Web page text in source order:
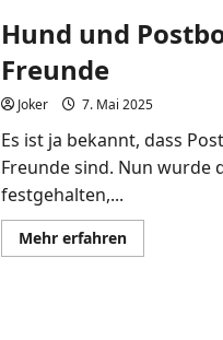
Hund und
Freunde
Joker 7. Mai 2025
Es ist ja bekannt, dass
Freunde sind. Nun wurde
festgehalten,...
Mehr erfahrenMehr